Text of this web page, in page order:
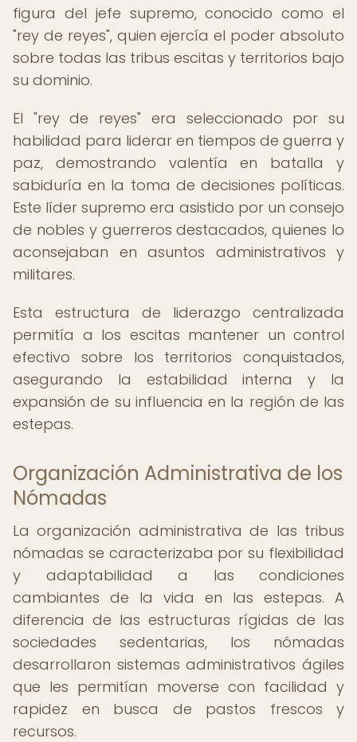
figura del jefe supremo, conocido como el
"rey de reyes", quien ejercía el poder absoluto
sobre todas las tribus escitas y territorios bajo
su dominio.
El "rey de reyes" era seleccionado por su
habilidad para liderar en tiempos de guerra y
paz, demostrando valentía en batalla y
sabiduría en la toma de decisiones políticas.
Este líder supremo era asistido por un consejo
de nobles y guerreros destacados, quienes lo
aconsejaban en asuntos administrativos y
militares.
Esta estructura de liderazgo centralizada
permitía a los escitas mantener un control
efectivo sobre los territorios conquistados,
asegurando la estabilidad interna y la
expansión de su influencia en la región de las
estepas.
Organización Administrativa de los
Nómadas
La organización administrativa de las tribus
nómadas se caracterizaba por su flexibilidad
y adaptabilidad a las condiciones
cambiantes de la vida en las estepas. A
diferencia de las estructuras rígidas de las
sociedades sedentarias, los nómadas
desarrollaron sistemas administrativos ágiles
que les permitían moverse con facilidad y
rapidez en busca de pastos frescos y
recursos.